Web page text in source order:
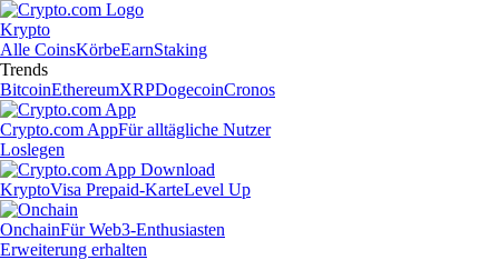
Krypto
Alle CoinsKörbeEarnStaking
Trends
BitcoinEthereumXRPDogecoinCronos
Crypto.com AppFür alltägliche Nutzer
Loslegen
KryptoVisa Prepaid-KarteLevel Up
OnchainFür Web3-Enthusiasten
Erweiterung erhalten